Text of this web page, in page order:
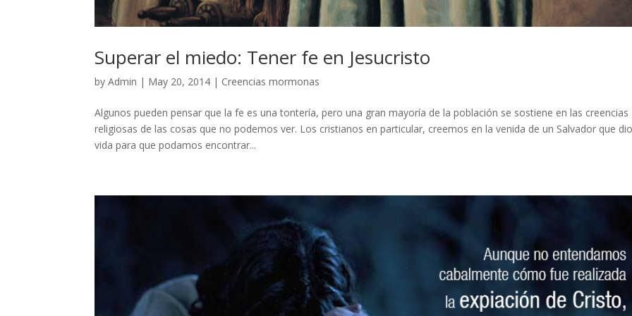
Superar el miedo: Tener fe en Jesucristo
byAdmin | May 20, 2014 | Creencias mormonas
Algunos pueden pensar que la fe es una tontería, pero una gran mayoría de la población se sostiene en las creencias
religiosas de las cosas que no podemos ver. Los cristianos en particular, creemos en la venida de un Salvador que
vida para que podamos encontrar...